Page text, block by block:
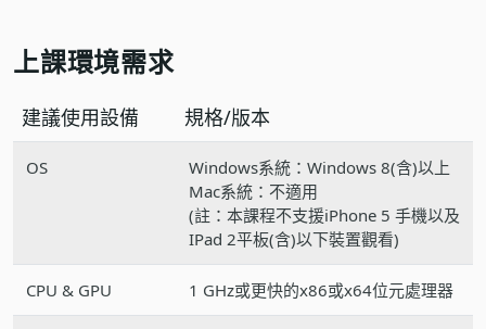
上課環境需求
建議使用設備 規格/版本
OS
Windows系統：Windows 8(含)以上
Mac系統：不適用
(註：本課程不支援iPhone 5 手機以及
IPad 2平板(含)以下裝置觀看)
CPU & GPU 1 GHz或更快的x86或x64位元處理器